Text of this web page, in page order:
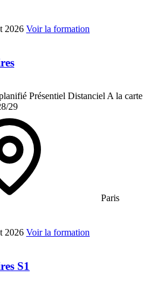
2026 Voir la formation
Présentiel Distanciel A la carte
29
Paris
2026 Voir la formation
S1